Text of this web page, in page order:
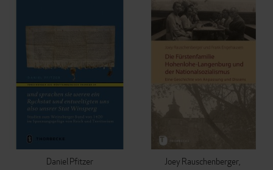
Daniel Pfitzer
Joey Rauschenberger